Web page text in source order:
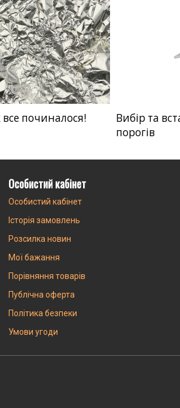
починалося!
Вибір та
порогів
Особистий кабінет
Особистий кабінет
Історія замовлень
Розсилка новин
Мої бажання
Порівняння товарів
Публічна оферта
Політика безпеки
Умови угоди